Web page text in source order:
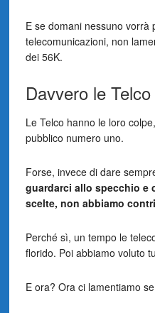
E se domani nessuno vorrà
telecomunicazioni, non
dei 56K.
Davvero le
Le Telco hanno le loro
pubblico numero uno.
Forse, invece di dare
guardarci allo specchio e
scelte, non abbiamo
Perché sì, un tempo le
florido. Poi abbiamo voluto
E ora? Ora ci lamentiamo